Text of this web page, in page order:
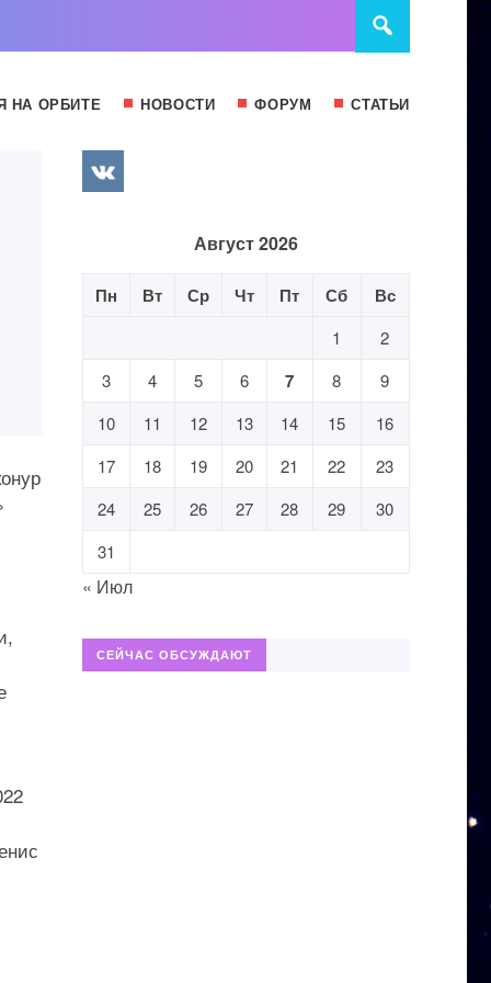
НА ОРБИТЕ НОВОСТИ ФОРУМ СТАТЬИ
Август 2026
Пн Вт Ср Чт Пт Сб Вс
1
2
3
4 5 6 7 8
9
10
11 12 13 14 15
16
17
18 19 20 21 22
23
24
25 26 27 28 29
30
31
« Июл
СЕЙЧАС ОБСУЖДАЮТ